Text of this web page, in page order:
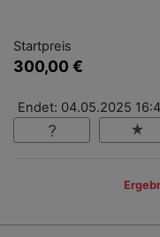
Startpreis
300,00 €
Endet: 04.05.2025